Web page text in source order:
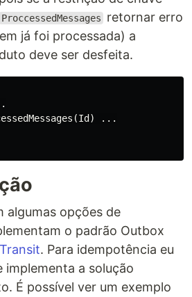
ProccessedMessages
retornar erro
já foi processada) a
deve ser desfeita.
(Id )
...
algumas opções de
o padrão Outbox
. Para idempotência eu
implementa a solução
É possível ver um exemplo